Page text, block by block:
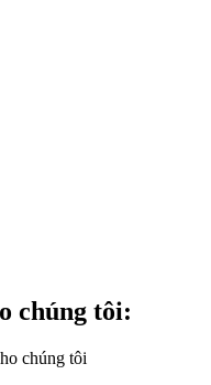
chúng tôi:
chúng tôi